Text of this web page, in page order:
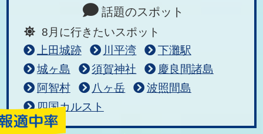
話題のスポット
8月に行きたいスポット
上田城跡
川平湾
下灘駅
城ヶ島
須賀神社
慶良間諸島
阿智村
八ヶ岳
波照間島
四国カルスト